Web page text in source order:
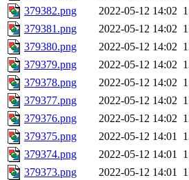
379382.png
2022-05-12 14:02
379381.png
2022-05-12 14:02
379380.png
2022-05-12 14:02
379379.png
2022-05-12 14:02
379378.png
2022-05-12 14:02
379377.png
2022-05-12 14:02
379376.png
2022-05-12 14:02
379375.png
2022-05-12 14:01
379374.png
2022-05-12 14:01
379373.png
2022-05-12 14:01